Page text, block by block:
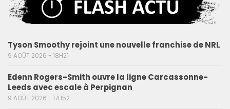
Tyson Smoothy rejoint une nouvelle franchise de NRL
9 AOÛT 2026 - 18H21
Edenn Rogers-Smith ouvre la ligne Carcassonne-
Leeds avec escale à Perpignan
9 AOÛT 2026 - 17H52